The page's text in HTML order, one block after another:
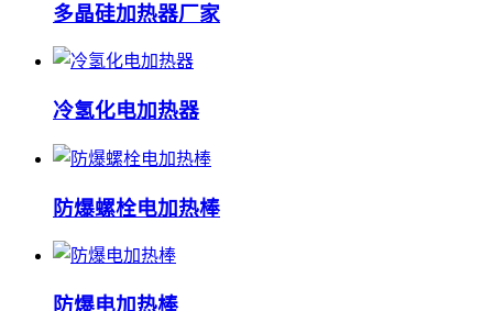
多晶硅加热器厂家
冷氢化电加热器
防爆螺栓电加热棒
防爆电加热棒